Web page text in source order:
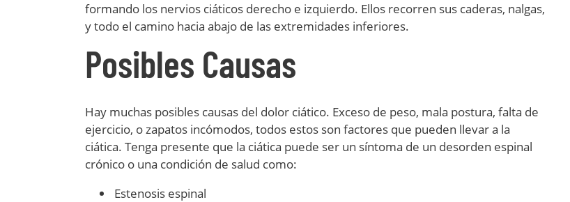
formando los nervios ciáticos derecho e izquierdo. Ellos recorren sus caderas, nalgas,
y todo el camino hacia abajo de las extremidades inferiores.
Posibles Causas
Hay muchas posibles causas del dolor ciático. Exceso de peso, mala postura, falta de
ejercicio, o zapatos incómodos, todos estos son factores que pueden llevar a la
ciática. Tenga presente que la ciática puede ser un síntoma de un desorden espinal
crónico o una condición de salud como:
Estenosis espinal